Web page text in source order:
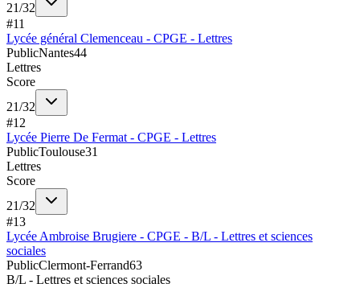
21/32
#11
Lycée général Clemenceau - CPGE - Lettres
PublicNantes44
Lettres
Score
21/32
#12
Lycée Pierre De Fermat - CPGE - Lettres
PublicToulouse31
Lettres
Score
21/32
#13
Lycée Ambroise Brugiere - CPGE - B/L - Lettres et sciences
sociales
PublicClermont-Ferrand63
B/L - Lettres et sciences sociales